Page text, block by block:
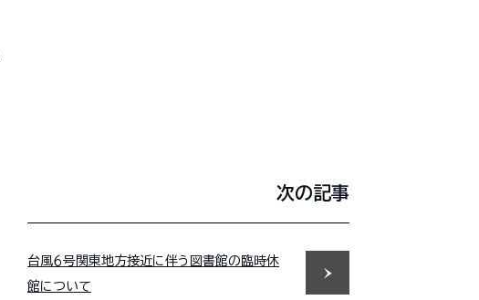
次の記事
台風６号関東地方接近に伴う図書館の臨時休
館について